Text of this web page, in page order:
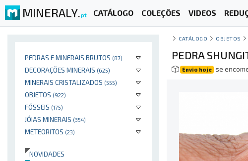
MINERALY.pt CATÁLOGO COLEÇÕES VIDEOS
PEDRAS E MINERAIS BRUTOS (87)
DECORAÇÕES MINERAIS (625)
MINERAIS CRISTALIZADOS (555)
OBJETOS (922)
FÓSSEIS (175)
JÓIAS MINERAIS (354)
METEORITOS (23)
NOVIDADES
CATÁLOGO OBJETOS
PEDRA
Envio hoje se